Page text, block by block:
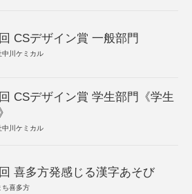
CSデザイン賞 一般部門
中川ケミカル
CSデザイン賞 学生部門《学生
中川ケミカル
喜多方発感じる漢字あそび
ち喜多方